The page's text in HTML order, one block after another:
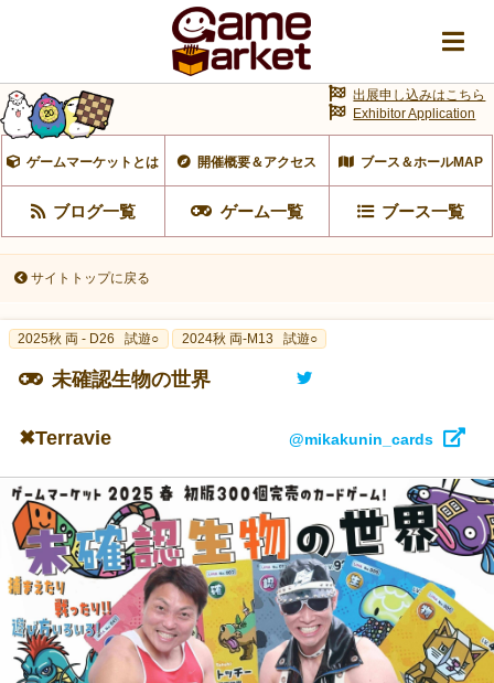
ゲームマーケットとは 開催概要＆アクセス ブース＆ホールMAP
ブログ一覧 ゲーム一覧 ブース一覧
出展申し込みはこちら
Exhibitor Application
サイトトップに戻る
2025秋 両 - D26 試遊○ 2024秋 両-M13 試遊○
未確認生物の世界
✖︎Terravie @mikakunin_cards